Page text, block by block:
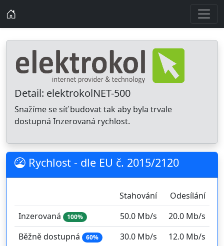
Detail: elektrokolNET-500
Snažíme se síť budovat tak aby byla trvale
dostupná Inzerovaná rychlost.
Rychlost - dle EU č. 2015/2120
Stahování
Odesílání
Inzerovaná
100% 50.0 Mb/s
20.0 Mb/s
Běžně dostupná
60% 30.0 Mb/s
12.0 Mb/s